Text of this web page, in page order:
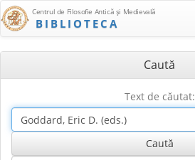
Centrul de Filosofie Antică şi Medievală
BIBLIOTECA
Caută
Text de căutat: